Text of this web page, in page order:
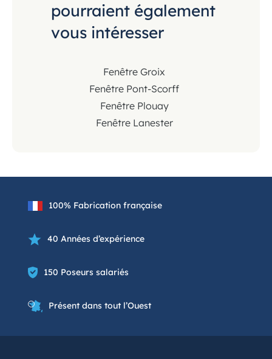
pourraient également
vous intéresser
Fenêtre Groix
Fenêtre Pont-Scorff
Fenêtre Plouay
Fenêtre Lanester
100% Fabrication française
40 Années d’expérience
150 Poseurs salariés
Présent dans tout l’Ouest